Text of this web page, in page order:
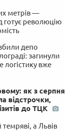
метрів —
готує революцію
депо
загинули
логістику вже
як з серпня
відстрочки,
до ТЦК
темряві, а Львів